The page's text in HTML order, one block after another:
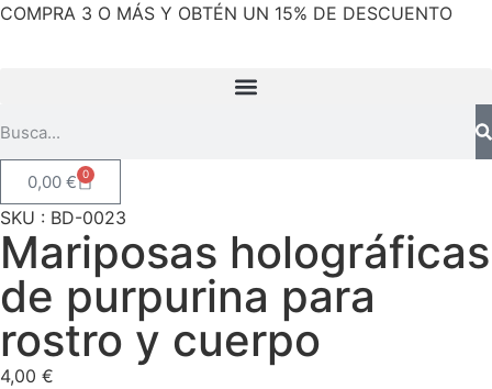
COMPRA 3 O MÁS Y OBTÉN UN 15% DE DESCUENTO
0,00 € 0
SKU : BD-0023
Mariposas holográficas
de purpurina para
rostro y cuerpo
4,00 €